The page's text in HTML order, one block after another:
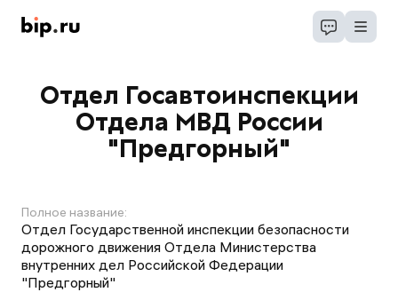
Отдел Госавтоинспекции
Отдела МВД России
"Предгорный"
Полное название:
Отдел Государственной инспекции безопасности
дорожного движения Отдела Министерства
внутренних дел Российской Федерации
"Предгорный"